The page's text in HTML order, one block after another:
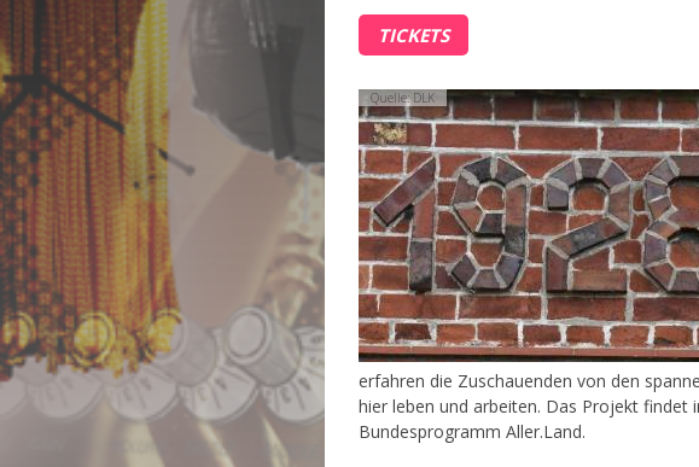
TICKETS
Quelle: DLK
erfahren die Zuschauenden von den
hier leben und arbeiten. Das Projekt
Bundesprogramm Aller.Land.